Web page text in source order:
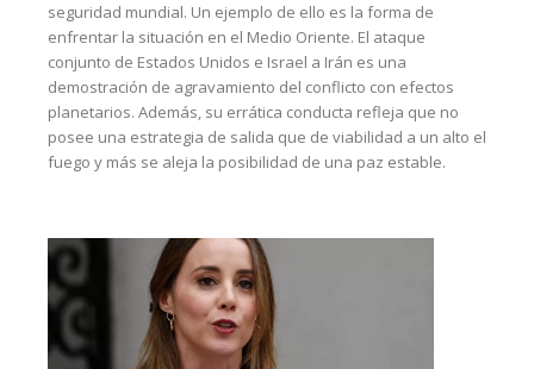
seguridad mundial. Un ejemplo de ello es la forma de
enfrentar la situación en el Medio Oriente. El ataque
conjunto de Estados Unidos e Israel a Irán es una
demostración de agravamiento del conflicto con efectos
planetarios. Además, su errática conducta refleja que no
posee una estrategia de salida que de viabilidad a un alto el
fuego y más se aleja la posibilidad de una paz estable.